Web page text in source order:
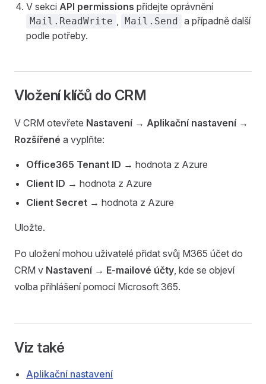
V sekci API permissions přidejte oprávnění
Mail.ReadWrite , Mail.Send a případně další
podle potřeby.
Vložení klíčů do CRM
V CRM otevřete Nastavení → Aplikační nastavení →
Rozšířené a vyplňte:
Office365 Tenant ID → hodnota z Azure
Client ID → hodnota z Azure
Client Secret → hodnota z Azure
Uložte.
Po uložení mohou uživatelé přidat svůj M365 účet do
CRM v Nastavení → E-mailové účty, kde se objeví
volba přihlášení pomocí Microsoft 365.
Viz také
Aplikační nastavení